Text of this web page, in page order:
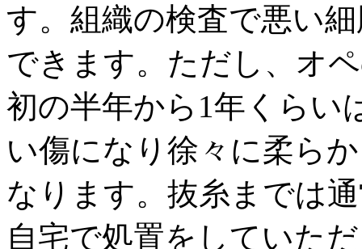
す。組織の検査で悪い
できます。ただし、オ
初の半年から1年くらい
い傷になり徐々に柔ら
なります。抜糸までは
自宅で処置をしていた